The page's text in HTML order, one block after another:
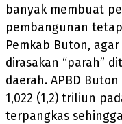
banyak membuat
pembangunan
Pemkab Buton,
dirasakan “parah”
daerah. APBD
1,022 (1,2) triliun
terpangkas